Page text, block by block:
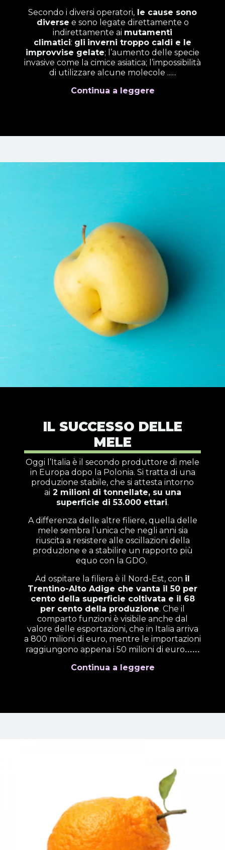
Secondo i diversi operatori, le cause sono
diverse e sono legate direttamente o
indirettamente ai mutamenti
climatici: gli inverni troppo caldi e le
improvvise gelate; l’aumento delle specie
invasive come la cimice asiatica; l’impossibilità
di utilizzare alcune molecole ......
Continua a leggere
IL SUCCESSO DELLE
MELE
Oggi l’Italia è il secondo produttore di mele
in Europa dopo la Polonia. Si tratta di una
produzione stabile, che si attesta intorno
ai 2 milioni di tonnellate, su una
superficie di 53.000 ettari.
A differenza delle altre filiere, quella delle
mele sembra l’unica che negli anni sia
riuscita a resistere alle oscillazioni della
produzione e a stabilire un rapporto più
equo con la GDO.
Ad ospitare la filiera è il Nord-Est, con il
Trentino-Alto Adige che vanta il 50 per
cento della superficie coltivata e il 68
per cento della produzione. Che il
comparto funzioni è visibile anche dal
valore delle esportazioni, che in Italia arriva
a 800 milioni di euro, mentre le importazioni
raggiungono appena i 50 milioni di euro......
Continua a leggere